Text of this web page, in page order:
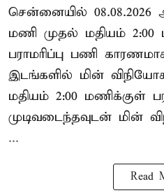
சென்னையில் 08.08.2026
மணி முதல் மதியம்
பராமரிப்பு பணி
இடங்களில் மின்
மதியம் 2:00 மணிக்குள்
முடிவடைந்தவுடன் மின்
...
Read